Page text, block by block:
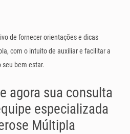
de fornecer orientações e dicas
com o intuito de auxiliar e facilitar a
bem estar.
agora sua consulta
especializada
Múltipla